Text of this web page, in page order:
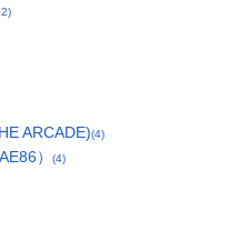
ARCADE)(4)
） (4)